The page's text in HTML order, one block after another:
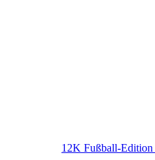
12K Fußball-Edition